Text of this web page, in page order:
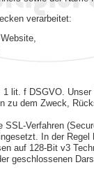
verarbeitet:
lit. f DSGVO.
zu dem Zweck,
Verfahren
In der
auf 128-Bit v3
geschlossenen